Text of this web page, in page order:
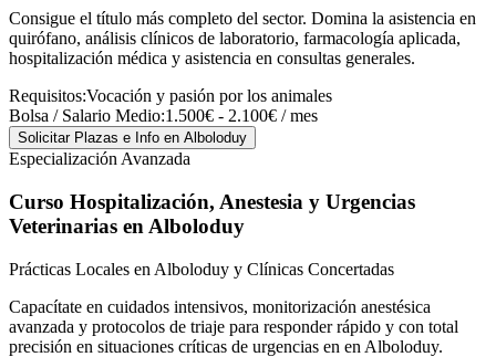
Consigue el título más completo del sector. Domina la asistencia en
quirófano, análisis clínicos de laboratorio, farmacología aplicada,
hospitalización médica y asistencia en consultas generales.
Requisitos:Vocación y pasión por los animales
Bolsa / Salario Medio:1.500€ - 2.100€ / mes
Solicitar Plazas e Info en Alboloduy
Especialización Avanzada
Curso Hospitalización, Anestesia y Urgencias
Veterinarias en Alboloduy
Prácticas Locales en Alboloduy y Clínicas Concertadas
Capacítate en cuidados intensivos, monitorización anestésica
avanzada y protocolos de triaje para responder rápido y con total
precisión en situaciones críticas de urgencias en en Alboloduy.